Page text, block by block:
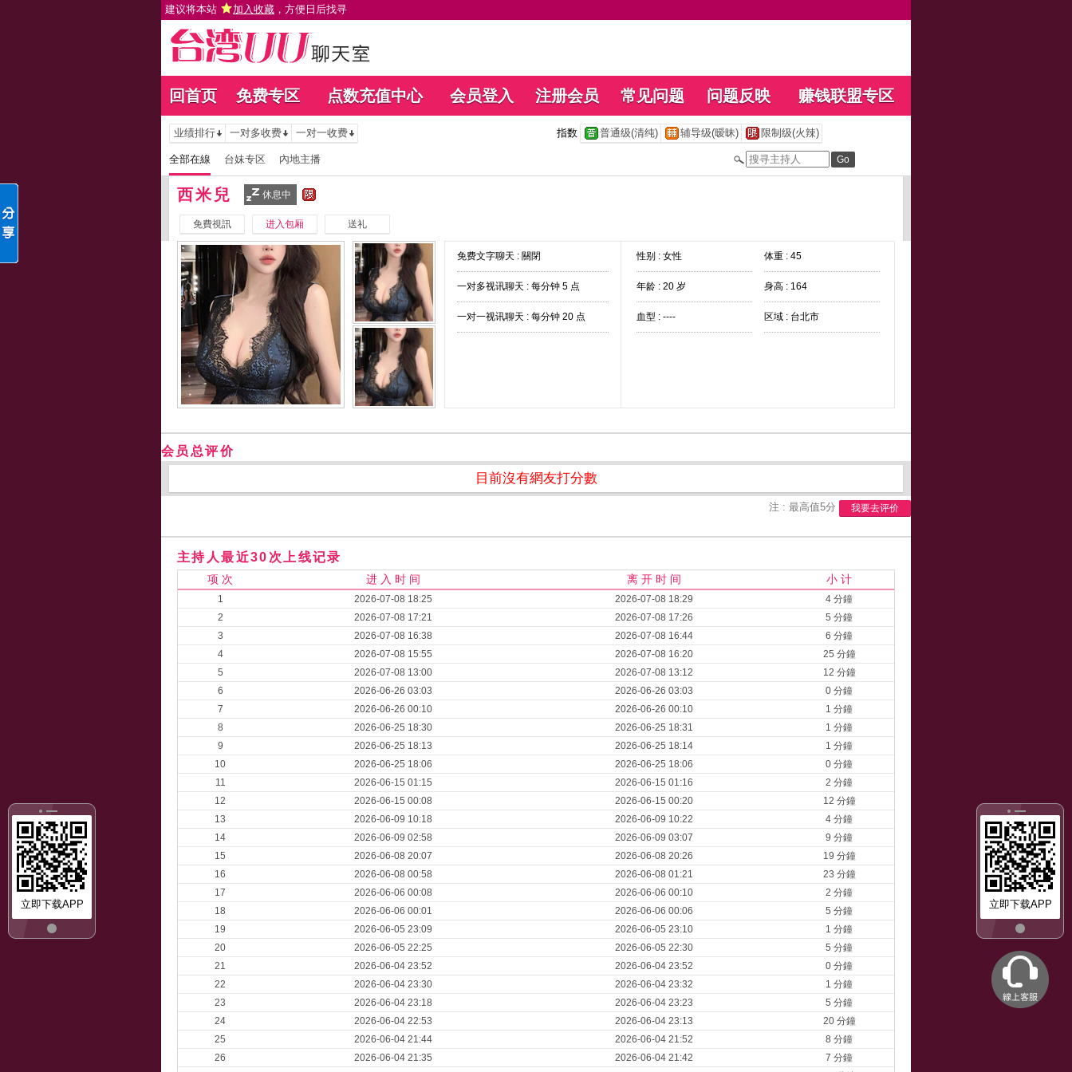
建议将本站 加入收藏 ，方便日后找寻
回首页 免费专区 点数充值中心 会员登入 注册会员 常见问题 问题反映 赚钱联盟专区
立即下载APP
立即下载APP
业绩排行 一对多收费 一对一收费 指数 普通级(清纯) 辅导级(暧昧) 限制级(火辣)
全部在線 台妹专区 內地主播
西米兒 休息中
免費視訊 进入包厢 送礼
免费文字聊天 : 關閉
一对多视讯聊天 : 每分钟 5 点
一对一视讯聊天 : 每分钟 20 点
性别 : 女性 体重 : 45
年龄 : 20 岁 身高 : 164
血型 : ---- 区域 : 台北市
会员总评价
目前沒有網友打分數
注 : 最高值5分 我要去评价
主持人最近30次上线记录
项 次 进 入 时 间 离 开 时 间 小 计
1 2026-07-08 18:25 2026-07-08 18:29
4 分鐘
2
2026-07-08 17:21 2026-07-08 17:26
5 分鐘
3
2026-07-08 16:38 2026-07-08 16:44
6 分鐘
4
2026-07-08 15:55 2026-07-08 16:20
25 分鐘
5
2026-07-08 13:00 2026-07-08 13:12
12 分鐘
6
2026-06-26 03:03 2026-06-26 03:03
0 分鐘
7
2026-06-26 00:10 2026-06-26 00:10
1 分鐘
8
2026-06-25 18:30 2026-06-25 18:31
1 分鐘
9
2026-06-25 18:13 2026-06-25 18:14
1 分鐘
10
2026-06-25 18:06 2026-06-25 18:06
0 分鐘
11
2026-06-15 01:15 2026-06-15 01:16
2 分鐘
12
2026-06-15 00:08 2026-06-15 00:20
12 分鐘
13
2026-06-09 10:18 2026-06-09 10:22
4 分鐘
14
2026-06-09 02:58 2026-06-09 03:07
9 分鐘
15
2026-06-08 20:07 2026-06-08 20:26
19 分鐘
16
2026-06-08 00:58 2026-06-08 01:21
23 分鐘
17
2026-06-06 00:08 2026-06-06 00:10
2 分鐘
18
2026-06-06 00:01 2026-06-06 00:06
5 分鐘
19
2026-06-05 23:09 2026-06-05 23:10
1 分鐘
20
2026-06-05 22:25 2026-06-05 22:30
5 分鐘
21
2026-06-04 23:52 2026-06-04 23:52
0 分鐘
22
2026-06-04 23:30 2026-06-04 23:32
1 分鐘
23
2026-06-04 23:18 2026-06-04 23:23
5 分鐘
24
2026-06-04 22:53 2026-06-04 23:13
20 分鐘
25
2026-06-04 21:44 2026-06-04 21:52
8 分鐘
26
2026-06-04 21:35 2026-06-04 21:42
7 分鐘